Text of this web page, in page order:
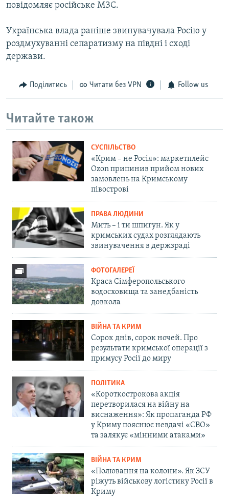
повідомляє російське МЗС.
Українська влада раніше звинувачувала Росію у
роздмухуванні сепаратизму на півдні і сході
держави.
Поділитись Читати без VPN Follow us
Читайте також
СУСПІЛЬСТВО
«Крим – не Росія»: маркетплейс
Ozon припинив прийом нових
замовлень на Кримському
півострові
ПРАВА ЛЮДИНИ
Мить – і ти шпигун. Як у
кримських судах розглядають
звинувачення в держзраді
ФОТОГАЛЕРЕЇ
Краса Сімферопольського
водосховища та занедбаність
довкола
ВІЙНА ТА КРИМ
Сорок днів, сорок ночей. Про
результати кримської операції з
примусу Росії до миру
ПОЛІТИКА
«Короткострокова акція
перетворилася на війну на
виснаження»: Як пропаганда РФ
у Криму пояснює невдачі «СВО»
та залякує «мінними атаками»
ВІЙНА ТА КРИМ
«Полювання на колони». Як ЗСУ
ріжуть військову логістику Росії в
Криму